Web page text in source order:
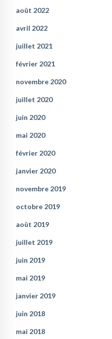
août 2022
avril 2022
juillet 2021
février 2021
novembre 2020
juillet 2020
juin 2020
mai 2020
février 2020
janvier 2020
novembre 2019
octobre 2019
août 2019
juillet 2019
juin 2019
mai 2019
janvier 2019
juin 2018
mai 2018